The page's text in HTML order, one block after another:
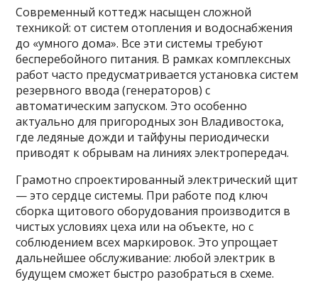
Современный коттедж насыщен сложной
техникой: от систем отопления и водоснабжения
до «умного дома». Все эти системы требуют
бесперебойного питания. В рамках комплексных
работ часто предусматривается установка систем
резервного ввода (генераторов) с
автоматическим запуском. Это особенно
актуально для пригородных зон Владивостока,
где ледяные дожди и тайфуны периодически
приводят к обрывам на линиях электропередач.
Грамотно спроектированный электрический щит
— это сердце системы. При работе под ключ
сборка щитового оборудования производится в
чистых условиях цеха или на объекте, но с
соблюдением всех маркировок. Это упрощает
дальнейшее обслуживание: любой электрик в
будущем сможет быстро разобраться в схеме.